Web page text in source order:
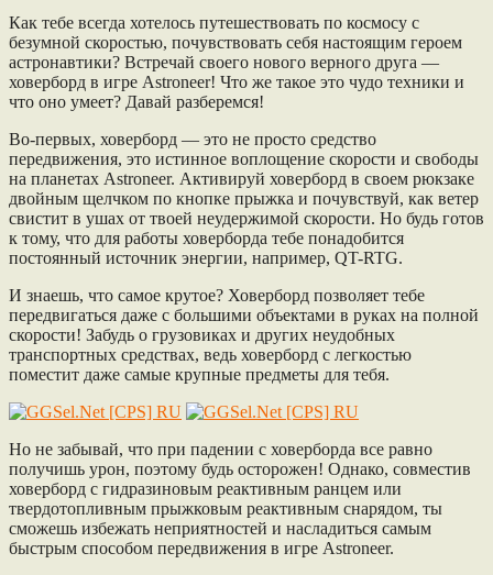
Как тебе всегда хотелось путешествовать по космосу с
безумной скоростью, почувствовать себя настоящим героем
астронавтики? Встречай своего нового верного друга —
ховерборд в игре Astroneer! Что же такое это чудо техники и
что оно умеет? Давай разберемся!
Во-первых, ховерборд — это не просто средство
передвижения, это истинное воплощение скорости и свободы
на планетах Astroneer. Активируй ховерборд в своем рюкзаке
двойным щелчком по кнопке прыжка и почувствуй, как ветер
свистит в ушах от твоей неудержимой скорости. Но будь готов
к тому, что для работы ховерборда тебе понадобится
постоянный источник энергии, например, QT-RTG.
И знаешь, что самое крутое? Ховерборд позволяет тебе
передвигаться даже с большими объектами в руках на полной
скорости! Забудь о грузовиках и других неудобных
транспортных средствах, ведь ховерборд с легкостью
поместит даже самые крупные предметы для тебя.
Но не забывай, что при падении с ховерборда все равно
получишь урон, поэтому будь осторожен! Однако, совместив
ховерборд с гидразиновым реактивным ранцем или
твердотопливным прыжковым реактивным снарядом, ты
сможешь избежать неприятностей и насладиться самым
быстрым способом передвижения в игре Astroneer.